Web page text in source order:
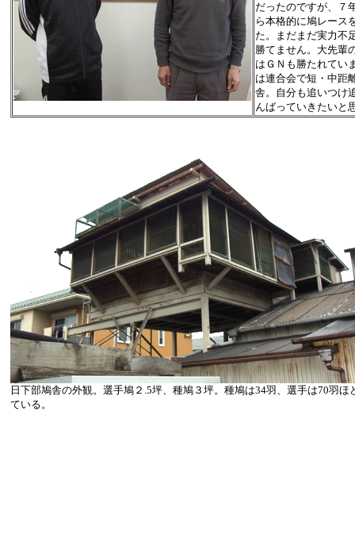
だったのですが、７
ら本格的に鳩レース
た。まだまだ実力不
勝てません。大先輩
はＧＮも勝たれてい
は連合会で短・中距
舎。自分も追いつけ
んばっていきたいと
日下部鳩舎の外観。選手鳩２.5坪、種鳩３坪。種鳩は34羽、選手は70羽ほ
ている。